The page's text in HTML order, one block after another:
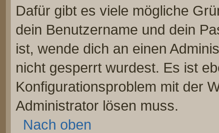
Dafür gibt es viele mögliche
dein Benutzername und dein
ist, wende dich an einen
nicht gesperrt wurdest. Es ist
Konfigurationsproblem mit der
Administrator lösen muss.
Nach oben